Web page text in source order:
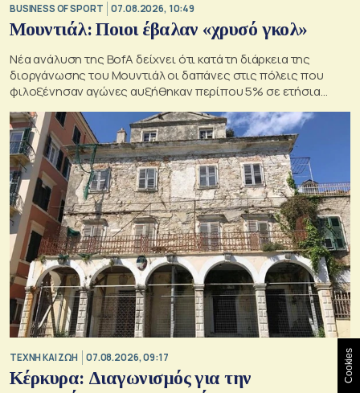
BUSINESS OF SPORT 07.08.2026, 10:49
Μουντιάλ: Ποιοι έβαλαν «χρυσό γκολ»
Νέα ανάλυση της BofA δείχνει ότι κατά τη διάρκεια της
διοργάνωσης του Μουντιάλ οι δαπάνες στις πόλεις που
φιλοξένησαν αγώνες αυξήθηκαν περίπου 5% σε ετήσια
βάση
TΕΧΝΗ ΚΑΙ ΖΩΗ 07.08.2026, 09:17
Κέρκυρα: Διαγωνισμός για την
Cookies